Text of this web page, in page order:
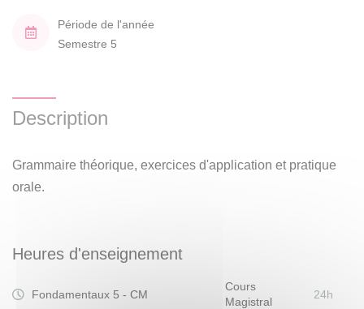
Période de l'année
Semestre 5
Description
Grammaire théorique, exercices d'application et pratique
orale.
Heures d'enseignement
Fondamentaux 5 - CM
Cours
Magistral
24h